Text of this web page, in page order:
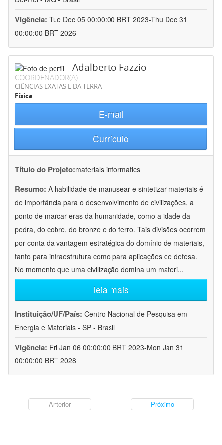
Vigência: Tue Dec 05 00:00:00 BRT 2023-Thu Dec 31
00:00:00 BRT 2026
Adalberto Fazzio
COORDENADOR(A)
CIÊNCIAS EXATAS E DA TERRA
Física
E-mail
Currículo
Título do Projeto:materials informatics
Resumo: A habilidade de manusear e sintetizar materiais é
de importância para o desenvolvimento de civilizações, a
ponto de marcar eras da humanidade, como a idade da
pedra, do cobre, do bronze e do ferro. Tais divisões ocorrem
por conta da vantagem estratégica do domínio de materiais,
tanto para infraestrutura como para aplicações de defesa.
No momento que uma civilização domina um materi...
leia mais
Instituição/UF/País: Centro Nacional de Pesquisa em
Energia e Materiais - SP - Brasil
Vigência: Fri Jan 06 00:00:00 BRT 2023-Mon Jan 31
00:00:00 BRT 2028
Anterior Próximo